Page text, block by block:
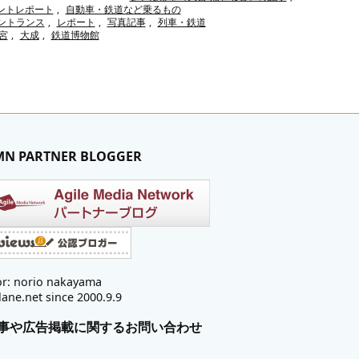
トレポート ,
自動車・鉄道など乗るもの
トランス , レポート , 写真記事 , 列車・鉄道
, 大成 , 鉄道博物館
PARTNER BLOGGER
norio nakayama
since 2000.9.9
や広告掲載に関するお問い合わせ